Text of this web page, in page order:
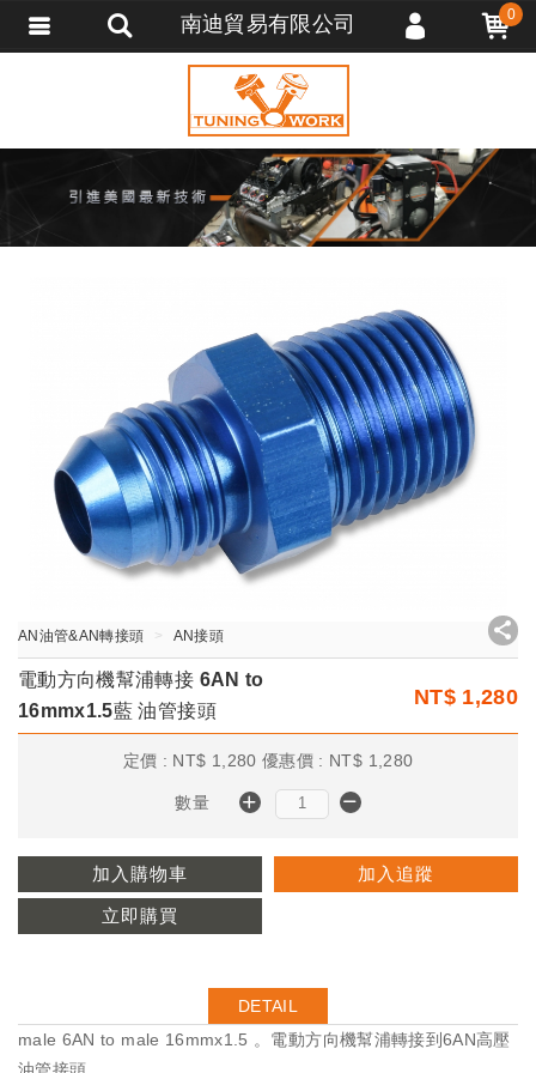
AN油管&AN轉接頭 AN接頭
電動方向機幫浦轉接 6AN to
16mmx1.5藍 油管接頭
NT$ 1,280
定價 : NT$ 1,280 優惠價 : NT$ 1,280
數量
加入購物車 加入追蹤
立即購買
DETAIL
male 6AN to male 16mmx1.5 。電動方向機幫浦轉接到6AN高壓
南迪貿易有限公司 0
會員登入
會員註冊
忘記密碼
訂單查詢
追蹤清單